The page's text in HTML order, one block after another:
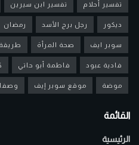
تفسير أحلام تفسير ابن سيرين
ديكور رجل برج الأسد رمضان
سوبر ايف صحة المرأة
فادية عبود فاطمة أبو حاتي
موضة موقع سوبر إيف
القائمة
الرئيسية